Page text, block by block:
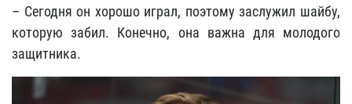
– Сегодня он хорошо играл, поэтому заслужил шайбу,
которую забил. Конечно, она важна для молодого
защитника.